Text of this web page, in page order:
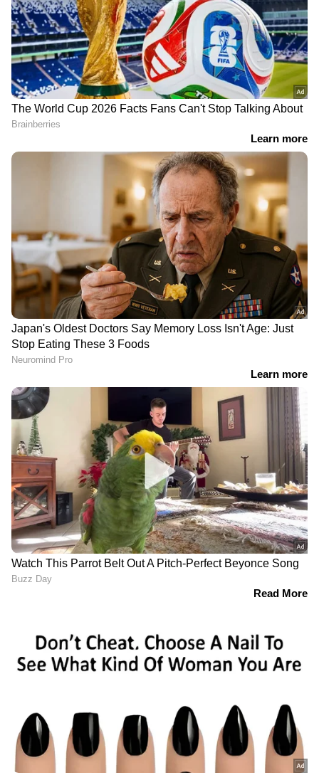
AS Aishwarya S Babu
കോഴിക്കോട് CPM
Follow Us
DOWNLOAD APP
RECOMMENDED STORIES
കേരളത്തിൻ്റെ മതേതരത്വം
കണ്ണിലെ കൃഷ്ണമണി
അഭിമാനമെന്ന് മുഖ്യമന്ത്രി
വി ഡി സതീശൻ
കൊടുത്തതാണ്'; ഇ ഡി
സെക്രട്ടറി ഐപി ബിനു
കീഴടങ്ങി
ചങ്ങാതിമാർ
പിണങ്ങുമ്പോഴാണ് വാശി
പിണറായി വിജയൻ
ഏറ്റവും ശക്തമായ